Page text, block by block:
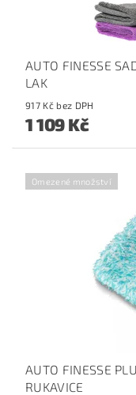
AUTO FINESSE
LAK
917 Kč bez DPH
1 109 Kč
Omezené množství
AUTO FINESSE
RUKAVICE